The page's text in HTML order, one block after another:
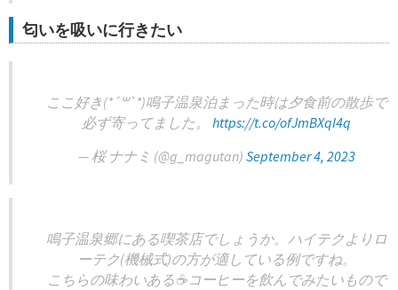
匂いを吸いに行きたい
ここ好き(*´꒳`*)鳴子温泉泊まった時は夕食前の散歩で
必ず寄ってました。 https://t.co/ofJmBXqI4q
— 桜 ナナミ (@g_magutan) September 4, 2023
鳴子温泉郷にある喫茶店でしょうか。ハイテクよりロ
ーテク(機械式)の方が適している例ですね。
こちらの味わいある☕コーヒーを飲んでみたいもので